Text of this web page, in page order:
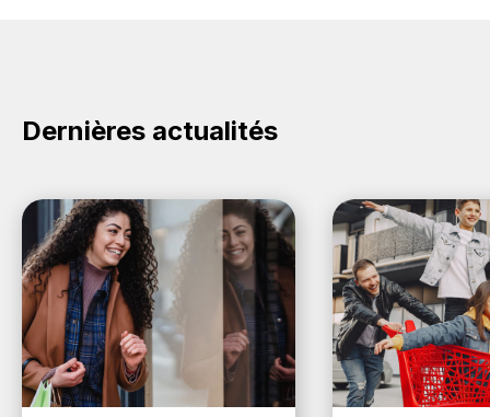
Dernières actualités